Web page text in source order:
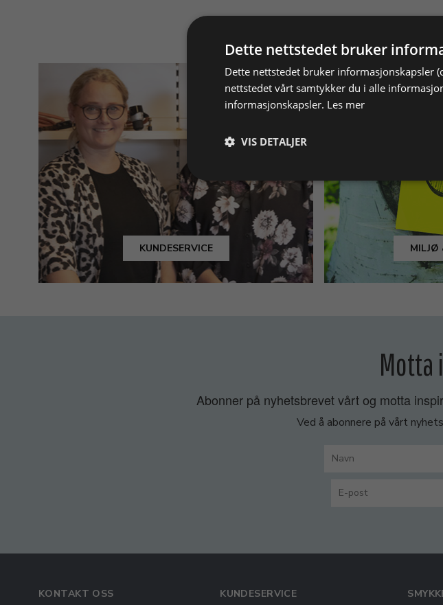
KUNDESERVICE MILJØ
Motta
Abonner på nyhetsbrevet vårt og motta
Ved å abonnere på vårt
KONTAKT OSS KUNDESERVICE
Dette nettstedet bruker
Dette nettstedet bruker informasjonskapsler
nettstedet vårt samtykker du i alle
informasjonskapsler. Les mer
VIS DETALJER